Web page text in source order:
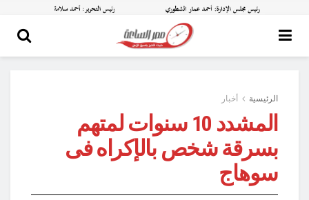
الرئيسية أخبار
المشدد 10 سنوات لمتهم
بسرقة شخص بالإكراه فى
سوهاج